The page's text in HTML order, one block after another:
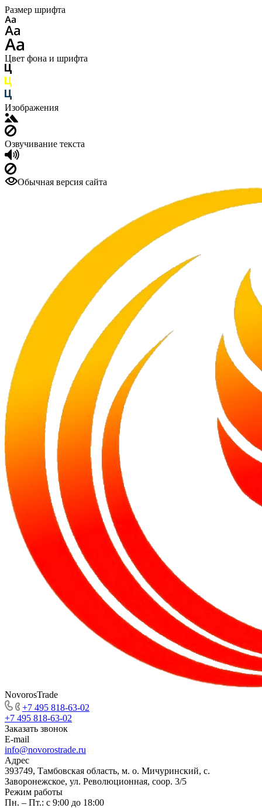
Размер шрифта
Цвет фона и шрифта
Изображения
Озвучивание текста
Обычная версия сайта
NovorosTrade
+7 495 818-63-02
+7 495 818-63-02
Заказать звонок
E-mail
info@novorostrade.ru
Адрес
393749, Тамбовская область, м. о. Мичуринский, с.
Заворонежское, ул. Революционная, соор. 3/5
Режим работы
Пн. – Пт.: с 9:00 до 18:00